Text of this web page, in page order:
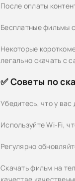
После оплаты
Бесплатные фильмы
Некоторые
легально скачать с
✅ Советы по
Убедитесь, что у
Используйте Wi-Fi,
Регулярно
Скачать фильм на